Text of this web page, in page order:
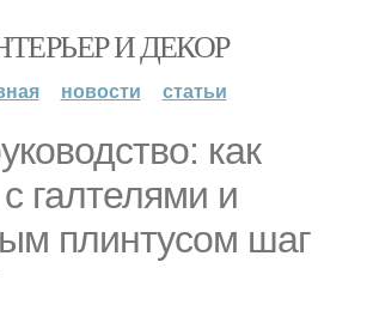
И ДЕКОР
новости статьи
как
галтелями и
плинтусом шаг